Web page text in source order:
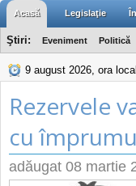
Acasă Legislaţie
Ştiri: Eveniment Politică
9 august 2026, ora
Rezervele
cu
adăugat 08 martie